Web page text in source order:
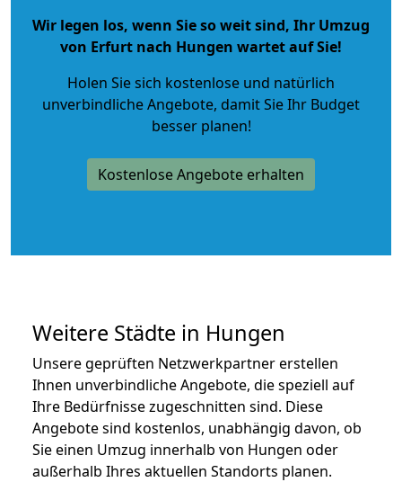
Wir legen los, wenn Sie so weit sind, Ihr Umzug
von Erfurt nach Hungen wartet auf Sie!
Holen Sie sich kostenlose und natürlich
unverbindliche Angebote, damit Sie Ihr Budget
besser planen!
Kostenlose Angebote erhalten
Weitere Städte in Hungen
Unsere geprüften Netzwerkpartner erstellen
Ihnen unverbindliche Angebote, die speziell auf
Ihre Bedürfnisse zugeschnitten sind. Diese
Angebote sind kostenlos, unabhängig davon, ob
Sie einen Umzug innerhalb von Hungen oder
außerhalb Ihres aktuellen Standorts planen.